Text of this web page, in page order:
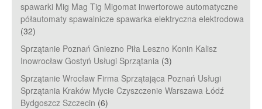
spawarki Mig Mag Tig Migomat inwertorowe automatyczne
półautomaty spawalnicze spawarka elektryczna elektrodowa
(32)
Sprzątanie Poznań Gniezno Piła Leszno Konin Kalisz
Inowrocław Gostyń Usługi Sprzątania (3)
Sprzątanie Wrocław Firma Sprzątająca Poznań Usługi
Sprzątania Kraków Mycie Czyszczenie Warszawa Łódź
Bydgoszcz Szczecin (6)